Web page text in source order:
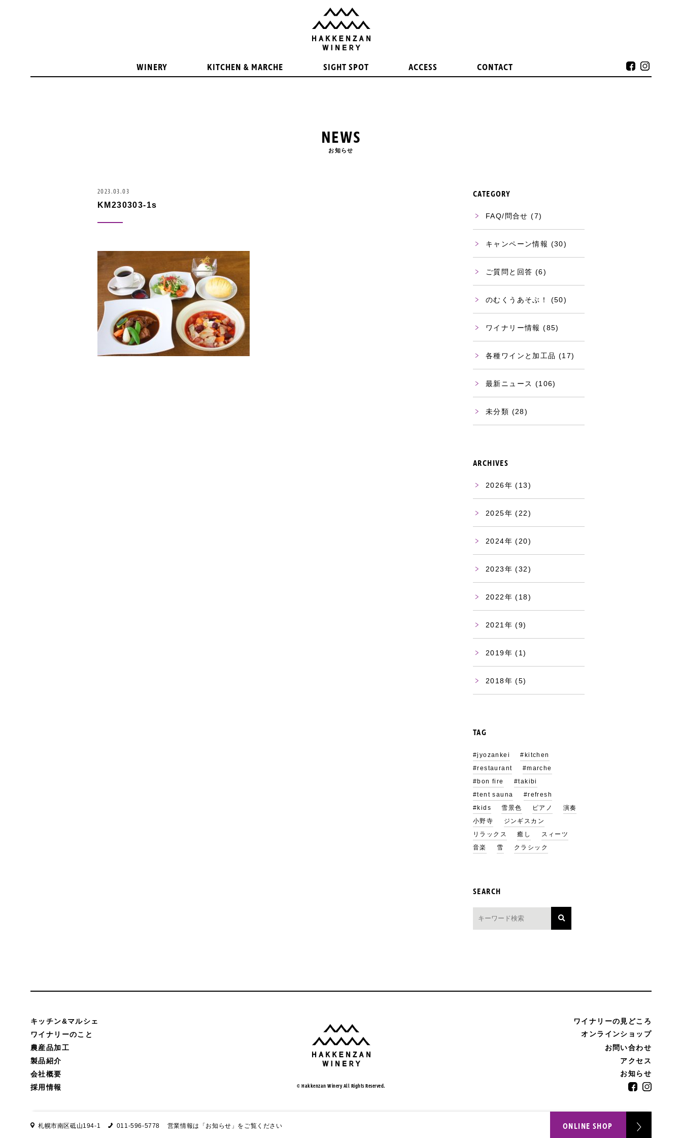
札幌市南区砥山194-1 011-596-5778 営業情報は 「お知らせ」 をご覧ください ONLINE SHOP
WINERY KITCHEN & MARCHE SIGHT SPOT ACCESS CONTACT
NEWS
お知らせ
2023.03.03
KM230303-1s
CATEGORY
FAQ/問合せ (7)
キャンペーン情報 (30)
ご質問と回答 (6)
のむくうあそぶ！ (50)
ワイナリー情報 (85)
各種ワインと加工品 (17)
最新ニュース (106)
未分類 (28)
ARCHIVES
2026 (13)
2025 (22)
2024 (20)
2023 (32)
2022 (18)
2021 (9)
2019 (1)
2018 (5)
TAG
#jyozankei
#kitchen
#restaurant
#marche
#bon fire
#takibi
#tent sauna
#refresh
#kids
雪景色 ピアノ
演奏
小野寺
ジンギスカン
リラックス
癒し
スィーツ
音楽
雪 クラシック
SEARCH
キッチン&マルシェ
ワイナリーのこと
農産品加工
製品紹介
会社概要
採用情報
ワイナリーの見どころ
オンラインショップ
お問い合わせ
アクセス
お知らせ
© Hakkenzan Winery All Rights Reserved.